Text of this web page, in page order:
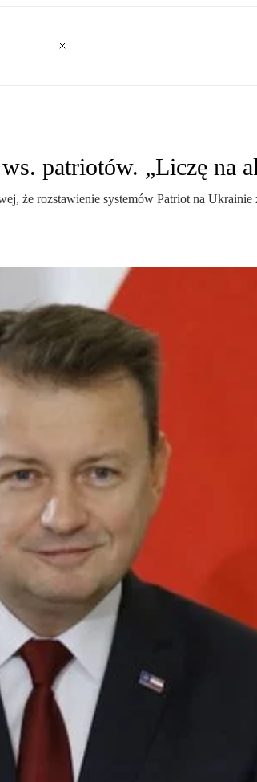
patriotów. „Liczę na
że rozstawienie systemów Patriot na